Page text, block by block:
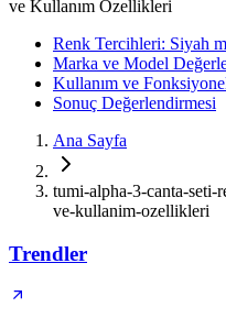
ve Kullanım Özellikleri
Renk Tercihleri: Siyah
Marka ve Model
Kullanım ve
Sonuç Değerlendirmesi
Ana Sayfa
tumi-alpha-3-canta-seti-
ve-kullanim-ozellikleri
Trendler